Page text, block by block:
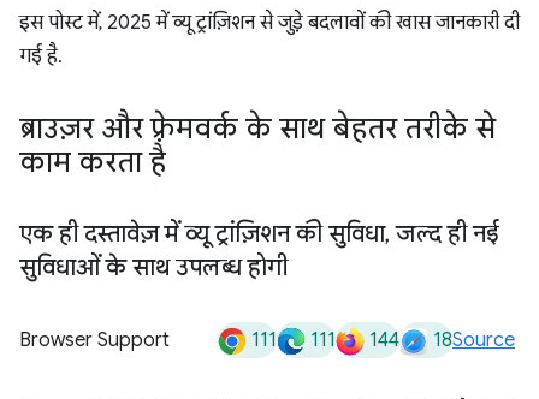
इस पोस्ट में, 2025 में व्यू ट्रांज़िशन से जुड़े बदलावों की खास जानकारी दी
गई है.
ब्राउज़र और फ़्रेमवर्क के साथ बेहतर तरीके से
काम करता है
एक ही दस्तावेज़ में व्यू ट्रांज़िशन की सुविधा, जल्द ही नई
सुविधाओं के साथ उपलब्ध होगी
Browser Support 111 111 144 18Source